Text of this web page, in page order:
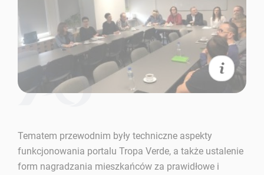
Tematem przewodnim były techniczne aspekty
funkcjonowania portalu Tropa Verde, a także ustalenie
form nagradzania mieszkańców za prawidłowe i